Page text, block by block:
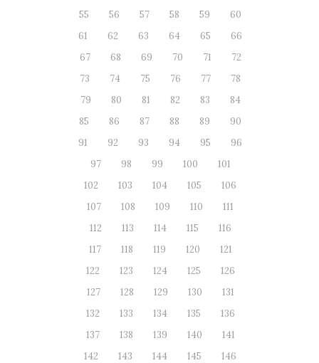
55
56 57 58 59
60
61
62 63 64 65
66
67
68 69 70 71
72
73
74 75 76 77
78
79
80 81 82 83
84
85
86 87 88 89
90
91
92 93 94 95
96
97
98 99 100
101
102
103 104 105
106
107
108 109 110
111
112
113 114 115
116
117
118 119 120
121
122
123 124 125
126
127
128 129 130
131
132
133 134 135
136
137
138 139 140
141
142
143 144 145
146